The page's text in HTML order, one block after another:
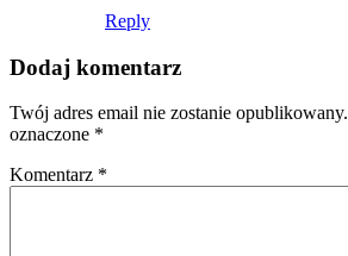
Reply
Dodaj komentarz
Twój adres email nie zostanie opublikowany.
oznaczone *
Komentarz *